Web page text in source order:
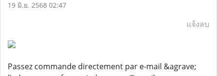
19 มิ.ย. 2568 02:47
แจ้งลบ
Passez commande directement par e-mail &agrave;